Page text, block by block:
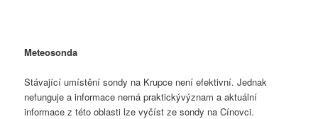
Meteosonda
Stávající umístění sondy na Krupce není efektivní. Jednak
nefunguje a informace nemá praktickývýznam a aktuální
informace z této oblasti lze vyčíst ze sondy na Cínovci.